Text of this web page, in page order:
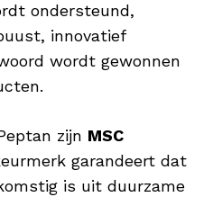
ondersteund,
innovatief
wordt gewonnen
zijn MSC
garandeert dat
is uit duurzame